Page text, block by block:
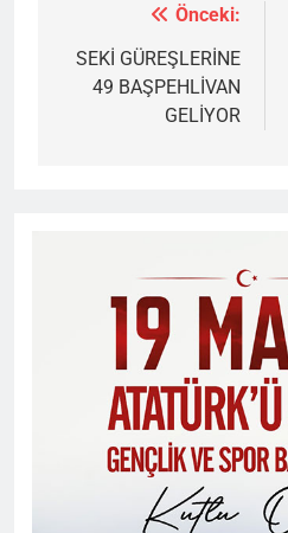
gezinmesi
Önceki:
SEKİ GÜREŞLERİNE
49 BAŞPEHLİVAN
GELİYOR